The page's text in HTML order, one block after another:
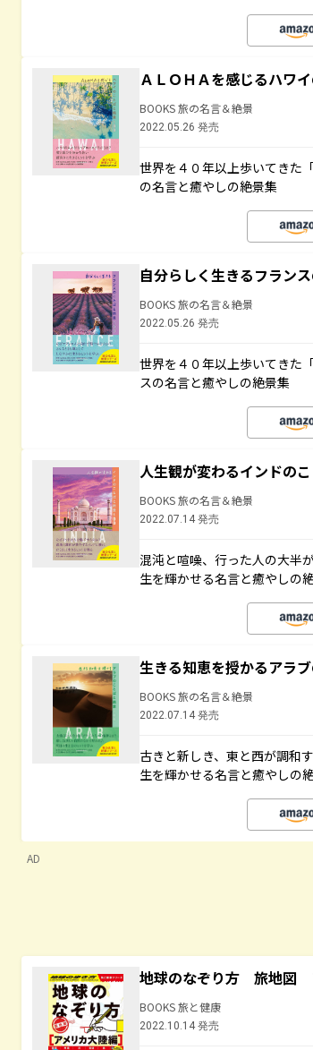
ＡＬＯＨＡを感じるハワ
BOOKS 旅の名言＆絶景
2022.05.26 発売
世界を４０年以上歩いてきた
の名言と癒やしの絶景集
自分らしく生きるフラン
BOOKS 旅の名言＆絶景
2022.05.26 発売
世界を４０年以上歩いてきた
スの名言と癒やしの絶景集
人生観が変わるインドの
BOOKS 旅の名言＆絶景
2022.07.14 発売
混沌と喧噪、行った人の大半
生を輝かせる名言と癒やしの
生きる知恵を授かるアラ
BOOKS 旅の名言＆絶景
2022.07.14 発売
古きと新しき、東と西が調和
生を輝かせる名言と癒やしの
AD
地球のなぞり方 旅地図
BOOKS 旅と健康
2022.10.14 発売